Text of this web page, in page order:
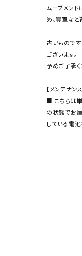
ムーブメン
め、寝室な
古いもので
ございます。
予めご了承く
【メンテナン
■ こちらは
の状態でお
している電